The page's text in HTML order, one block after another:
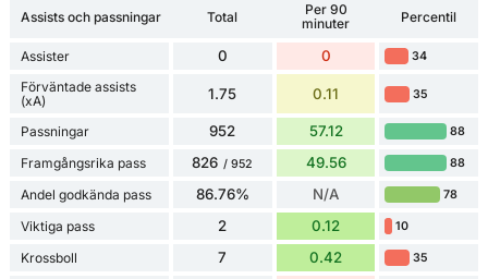
Assists och passningar Total
Per 90
minuter
Percentil
Assister 0 0 34
Förväntade assists
(xA)
1.75 0.11 35
Passningar 952 57.12 88
Framgångsrika pass 826 / 952 49.56 88
Andel godkända pass 86.76% N/A 78
Viktiga pass 2 0.12 10
Krossboll 7 0.42 35